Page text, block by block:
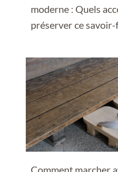
moderne : Quels
préserver ce
Comment marcher